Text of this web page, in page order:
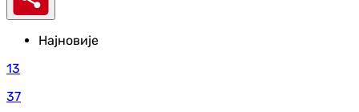
Најновије
13
37